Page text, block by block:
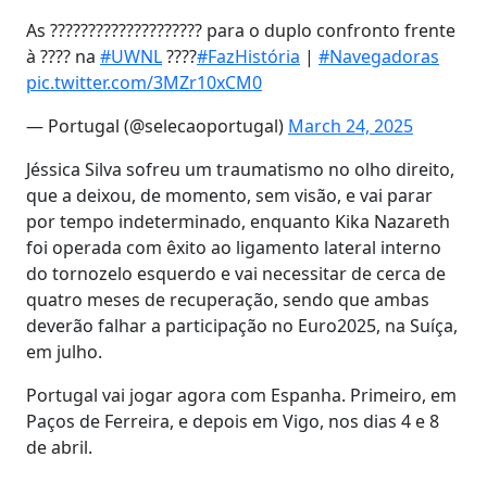
As ???????????????????? para o duplo confronto frente
à ???? na #UWNL????#FazHistória | #Navegadoras
pic.twitter.com/3MZr10xCM0
— Portugal (@selecaoportugal) March 24, 2025
Jéssica Silva sofreu um traumatismo no olho direito,
que a deixou, de momento, sem visão, e vai parar
por tempo indeterminado, enquanto Kika Nazareth
foi operada com êxito ao ligamento lateral interno
do tornozelo esquerdo e vai necessitar de cerca de
quatro meses de recuperação, sendo que ambas
deverão falhar a participação no Euro2025, na Suíça,
em julho.
Portugal vai jogar agora com Espanha. Primeiro, em
Paços de Ferreira, e depois em Vigo, nos dias 4 e 8
de abril.